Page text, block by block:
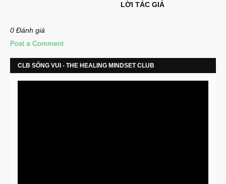
LỜI TÁC GIẢ
0 Đánh giá
Post a Comment
CLB SỐNG VUI - THE HEALING MINDSET CLUB